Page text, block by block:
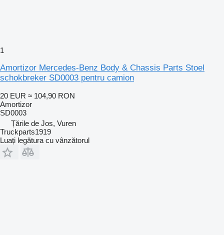
1
Amortizor Mercedes-Benz Body & Chassis Parts Stoel
schokbreker SD0003 pentru camion
20 EUR ≈ 104,90 RON
Amortizor
SD0003
Țările de Jos, Vuren
Truckparts1919
Luați legătura cu vânzătorul